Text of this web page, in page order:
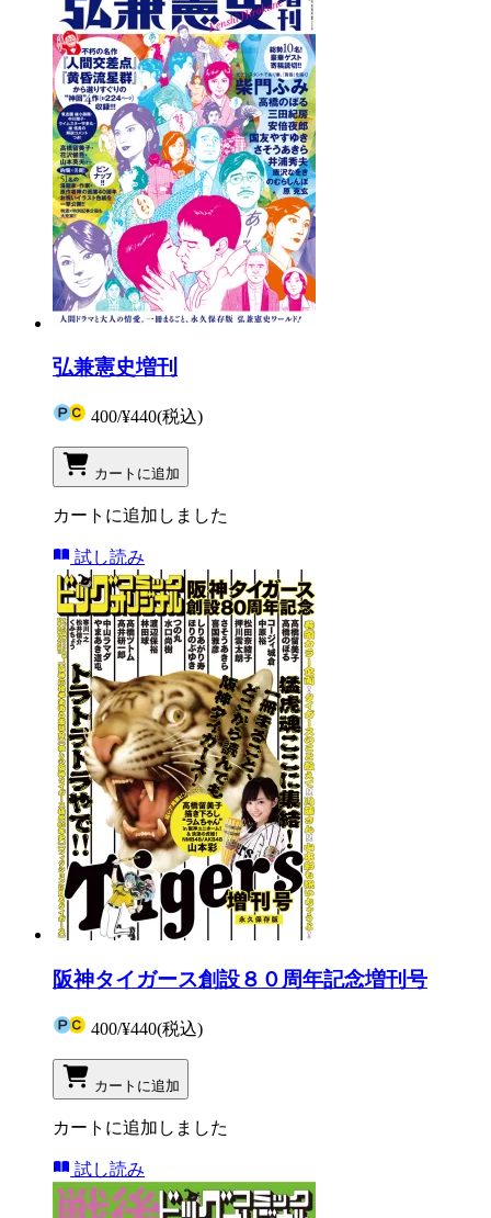
弘兼憲史増刊
400/¥440(税込)
カートに追加
カートに追加しました
試し読み
阪神タイガース創設８０周年記念増刊号
400/¥440(税込)
カートに追加
カートに追加しました
試し読み